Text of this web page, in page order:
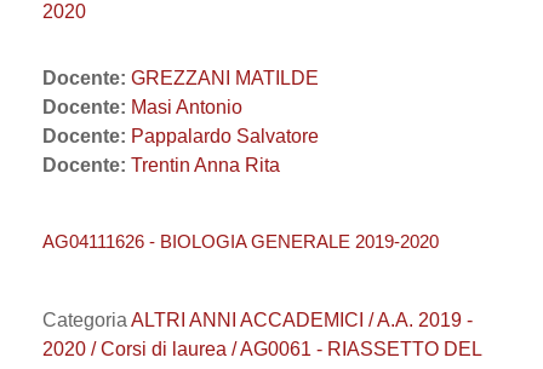
2020
Docente: GREZZANI MATILDE
Docente: Masi Antonio
Docente: Pappalardo Salvatore
Docente: Trentin Anna Rita
AG04111626 - BIOLOGIA GENERALE 2019-2020
Categoria ALTRI ANNI ACCADEMICI / A.A. 2019 -
2020 / Corsi di laurea / AG0061 - RIASSETTO DEL